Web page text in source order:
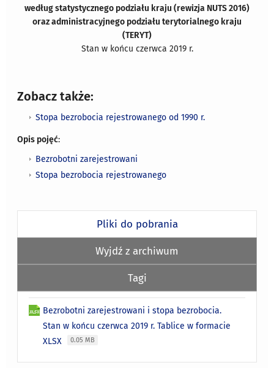
wedługstatystycznego podziału kraju (rewizja NUTS 2016)
oraz administracyjnego podziału terytorialnego kraju
(TERYT)
Stan w końcu czerwca 2019 r.
Zobacz także:
Stopa bezrobocia rejestrowanego od 1990 r.
Opis pojęć:
Bezrobotni zarejestrowani
Stopa bezrobocia rejestrowanego
Pliki do pobrania
Wyjdź z archiwum
Tagi
Bezrobotni zarejestrowani i stopa bezrobocia.
Stan w końcu czerwca 2019 r. Tablice w formacie
XLSX
0.05 MB